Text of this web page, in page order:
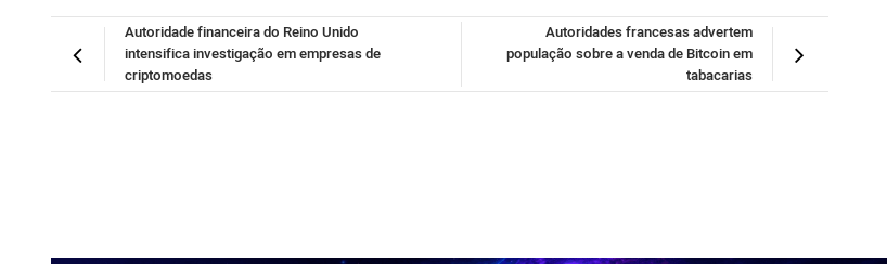
Autoridades francesas advertem
população sobre a venda de Bitcoin em
tabacarias
Autoridade financeira do Reino Unido
intensifica investigação em empresas de
criptomoedas